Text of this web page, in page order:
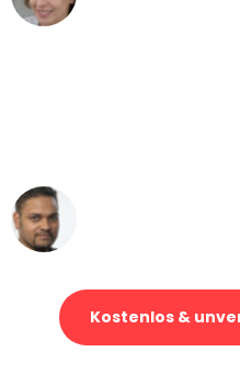
Kostenlos &